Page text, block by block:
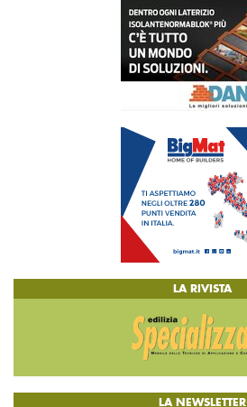
LA RIVISTA
LA NEWSLETTER